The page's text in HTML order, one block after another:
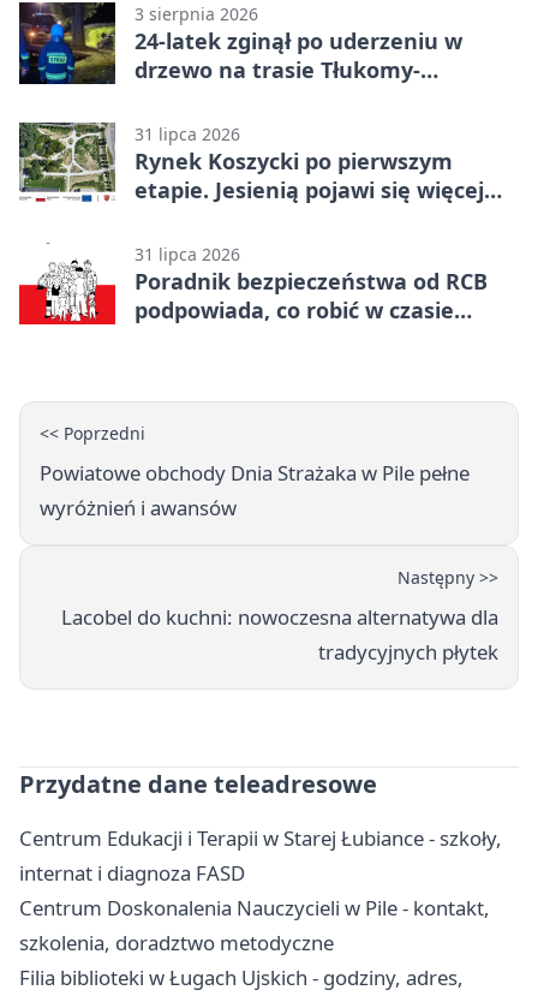
3 sierpnia 2026
24-latek zginął po uderzeniu w
drzewo na trasie Tłukomy-
31 lipca 2026
Rynek Koszycki po pierwszym
etapie. Jesienią pojawi się więcej
31 lipca 2026
Poradnik bezpieczeństwa od RCB
podpowiada, co robić w czasie
<< Poprzedni
Powiatowe obchody Dnia Strażaka w Pile pełne
wyróżnień i awansów
Następny >>
Lacobel do kuchni: nowoczesna alternatywa dla
tradycyjnych płytek
Przydatne dane teleadresowe
Centrum Edukacji i Terapii w Starej Łubiance - szkoły,
internat i diagnoza FASD
Centrum Doskonalenia Nauczycieli w Pile - kontakt,
szkolenia, doradztwo metodyczne
Filia biblioteki w Ługach Ujskich - godziny, adres,